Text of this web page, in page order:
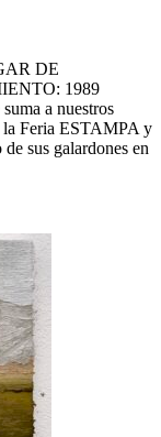
DE
1989
a nuestros
la Feria ESTAMPA y
sus galardones en